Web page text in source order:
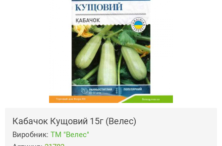
Кабачок Кущовий 15г (Велес)
Виробник: ТМ "Велес"